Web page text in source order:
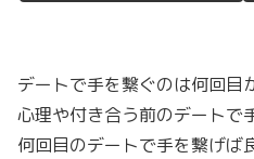
デートで手を繋ぐのは何回目
心理や付き合う前のデートで
何回目のデートで手を繋げば